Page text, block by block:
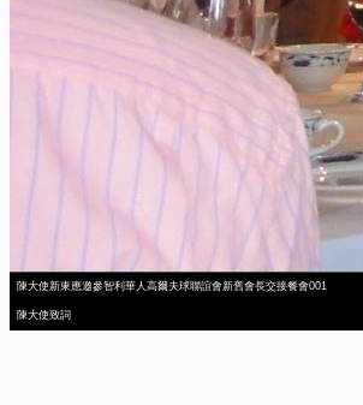
陳大使新東應邀參智利華人高爾夫球聯誼會新舊會長交接餐會001
陳大使致詞